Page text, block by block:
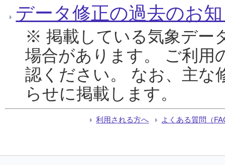
データ修正の過去のお
※ 掲載している気象デー
場合があります。 ご利用
認ください。 なお、主な
らせに掲載します。
利用される方へ よくある質問（